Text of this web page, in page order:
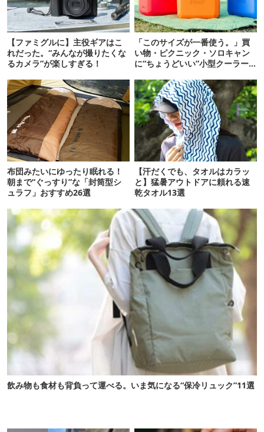
【ファミグルに】主役ギアはこ
れだった。“みんなが撮りたくな
るカメラ”が楽しすぎる！
「このサイズが一番使う。」買
い物・ピクニック・ソロキャン
に“ちょうどいい”小型クーラー
布団みたいにゆったり眠れる！
朝まで“ぐっすり”な「封筒型シ
ュラフ」おすすめ26選
【汗だくでも、タオルはカラッ
と】猛暑アウトドアに頼れる速
乾タオル13選
飲み物も食材も背負って運べる。いま気になる“保冷リュック”11選